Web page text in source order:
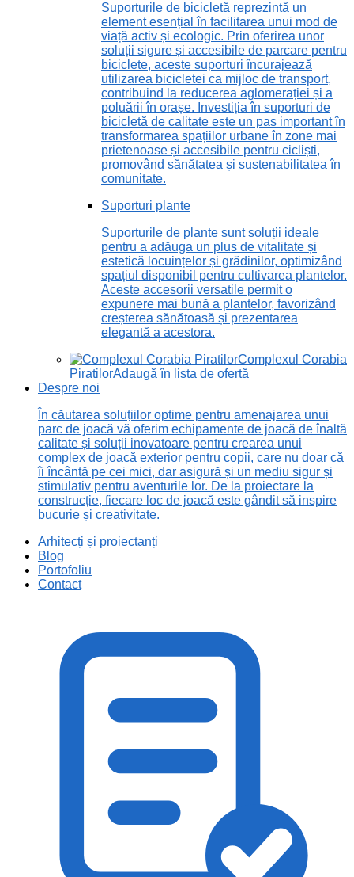
Suporturile de bicicletă reprezintă un
element esențial în facilitarea unui mod de
viață activ și ecologic. Prin oferirea unor
soluții sigure și accesibile de parcare pentru
biciclete, aceste suporturi încurajează
utilizarea bicicletei ca mijloc de transport,
contribuind la reducerea aglomerației și a
poluării în orașe. Investiția în suporturi de
bicicletă de calitate este un pas important în
transformarea spațiilor urbane în zone mai
prietenoase și accesibile pentru cicliști,
promovând sănătatea și sustenabilitatea în
comunitate.
Suporturi plante
Suporturile de plante sunt soluții ideale
pentru a adăuga un plus de vitalitate și
estetică locuințelor și grădinilor, optimizând
spațiul disponibil pentru cultivarea plantelor.
Aceste accesorii versatile permit o
expunere mai bună a plantelor, favorizând
creșterea sănătoasă și prezentarea
elegantă a acestora.
Complexul Corabia
PiratilorAdaugă în lista de ofertă
Despre noi
În căutarea soluțiilor optime pentru amenajarea unui
parc de joacă vă oferim echipamente de joacă de înaltă
calitate și soluții inovatoare pentru crearea unui
complex de joacă exterior pentru copii, care nu doar că
îi încântă pe cei mici, dar asigură și un mediu sigur și
stimulativ pentru aventurile lor. De la proiectare la
construcție, fiecare loc de joacă este gândit să inspire
bucurie și creativitate.
Arhitecți și proiectanți
Blog
Portofoliu
Contact